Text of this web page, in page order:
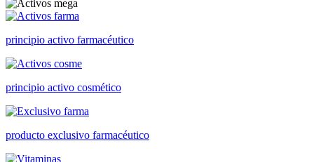
principio activo farmacéutico
principio activo cosmético
producto exclusivo farmacéutico